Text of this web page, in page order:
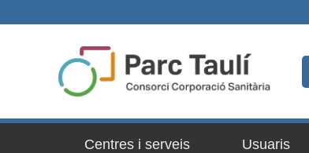
Centres i serveis Usuaris